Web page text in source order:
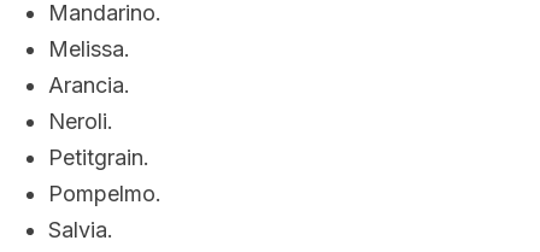
Mandarino.
Melissa.
Arancia.
Neroli.
Petitgrain.
Pompelmo.
Salvia.